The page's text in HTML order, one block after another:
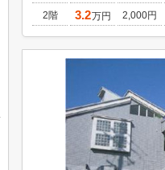
2階
3.2万円 2,000円